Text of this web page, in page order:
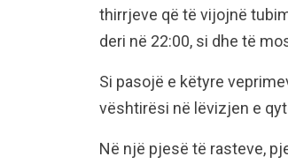
thirrjeve që të vijojnë
deri në 22:00, si dhe të
Si pasojë e këtyre
vështirësi në lëvizjen e
Në një pjesë të rasteve,